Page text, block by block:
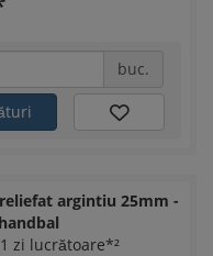
buc.
argintiu 25mm -
zi lucrătoare*²